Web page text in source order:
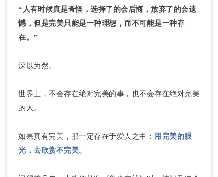
“人有时候真是奇怪，选择了的会后悔，放弃了的会遗
憾，但是完美只能是一种理想，而不可能是一种存
在。”
深以为然。
世界上，不会存在绝对完美的事，也不会存在绝对完美
的人。
如果真有完美，那一定存在于爱人之中： 用完美的眼
光，去欣赏不完美。